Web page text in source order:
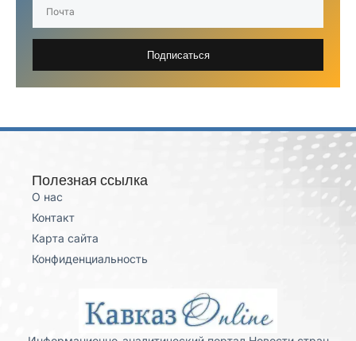
Подписаться
Полезная ссылка
О нас
Контакт
Карта сайта
Конфиденциальность